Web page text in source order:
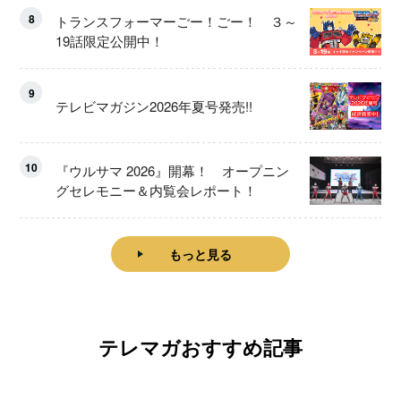
8
トランスフォーマーごー！ごー！ ３～
19話限定公開中！
9
テレビマガジン2026年夏号発売!!
10
『ウルサマ 2026』開幕！ オープニン
グセレモニー＆内覧会レポート！
もっと見る
テレマガおすすめ記事